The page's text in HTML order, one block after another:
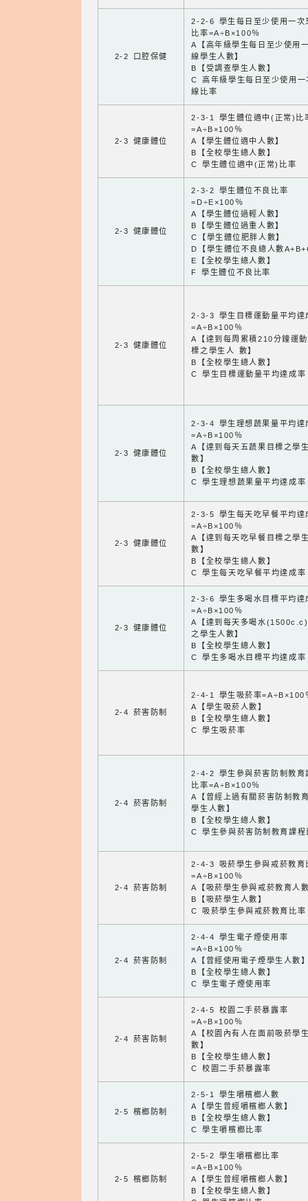
2-2 口腔保健
2-2-6 學生每日至少使用一次
比率=A÷B×100％
A【高年級學生每日至少使用
線學生人數】
B【受調查學生人數】
C 高年級學生每日至少使用一
線比率
2-3 健康體位
2-3-1 學生體位適中(正常)比
=A÷B×100％
A【學生體位適中人數】
B【全校學生總人數】
C 學生體位適中(正常)比率
2-3 健康體位
2-3-2 學生體位不良比率
=D÷E×100％
A【學生體位過輕人數】
B【學生體位過重人數】
C【學生體位肥胖人數】
D【學生體位不良總人數
E【全校學生總人數】
F 學生體位不良比率
2-3 健康體位
2-3-3 學生目標運動量平均達
=A÷B×100％
A【達到每周累積210分鐘運
標之學生人 數】
B【全校學生總人數】
C 學生目標運動量平均達成率
2-3 健康體位
2-3-4 學生理想蔬果量平均達
=A÷B×100％
A【達到每天五蔬果目標之學
數】
B【全校學生總人數】
C 學生理想蔬果量平均達成率
2-3 健康體位
2-3-5 學生每天吃早餐平均達
=A÷B×100％
A【達到每天吃早餐目標之學
數】
B【全校學生總人數】
C 學生每天吃早餐平均達成率
2-3 健康體位
2-3-6 學生多喝水目標平均達
=A÷B×100％
A【達到每天多喝水
之學生人數】
B【全校學生總人數】
C 學生多喝水目標平均達成率
2-4 菸害防制
2-4-1 學生吸菸率=A÷B×100
A【學生吸菸人數】
B【全校學生總人數】
C 學生吸菸率
2-4 菸害防制
2-4-2 學生參與菸害防制教育
比率=A÷B×100％
A【曾經上過有關菸害防制教
學生人數】
B【全校學生總人數】
C 學生參與菸害防制教育課程
2-4 菸害防制
2-4-3 吸菸學生參與戒菸教育
=A÷B×100％
A【吸菸學生參與戒菸教育人
B【吸菸學生人數】
C 吸菸學生參與戒菸教育比率
2-4 菸害防制
2-4-4 學生電子煙使用率
=A÷B×100％
A【曾經使用電子煙學生人數
B【全校學生總人數】
C 學生電子煙使用率
2-4 菸害防制
2-4-5 校園二手菸暴露率
=A÷B×100％
A【校園內有人在面前吸菸學
數】
B【全校學生總人數】
C 校園二手菸暴露率
2-5 檳榔防制
2-5-1 學生嚼檳榔人數
A【學生曾經嚼檳榔人數】
B【全校學生總人數】
C 學生嚼檳榔比率
2-5 檳榔防制
2-5-2 學生嚼檳榔比率
=A÷B×100％
A【學生曾經嚼檳榔人數】
B【全校學生總人數】